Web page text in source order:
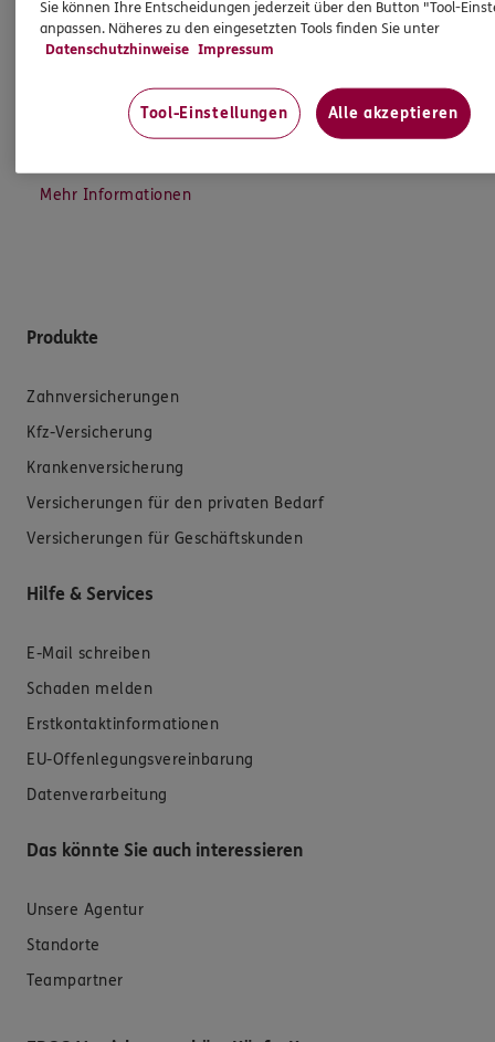
Ich bin verpflichtet, Ihnen Auskünfte zu meiner
Person zu geben. Sowohl Ihr Schutz als Verbraucher
dazu an. Ich biete Beratung an, für die
Versicherungsvermittlung erhalte ich Provision,
Mehr Informationen
Produkte
Zahnversicherungen
Kfz-Versicherung
Krankenversicherung
Versicherungen für den privaten Bedarf
Versicherungen für Geschäftskunden
Hilfe & Services
E-Mail schreiben
Schaden melden
Erstkontaktinformationen
EU-Offenlegungsvereinbarung
Datenverarbeitung
Das könnte Sie auch interessieren
Unsere Agentur
Standorte
Teampartner
Sie können Ihre Entscheidungen jederzeit über den Button "Tool-
anpassen. Näheres zu den eingesetzten Tools finden Sie unter
Datenschutzhinweise Impressum
Tool-Einstellungen Alle akzeptieren